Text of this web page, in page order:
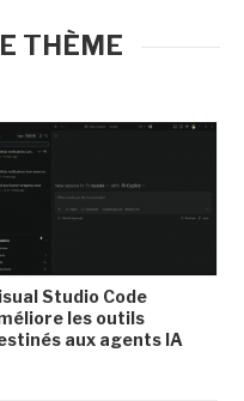
THÈME
Studio Code
les outils
aux agents IA